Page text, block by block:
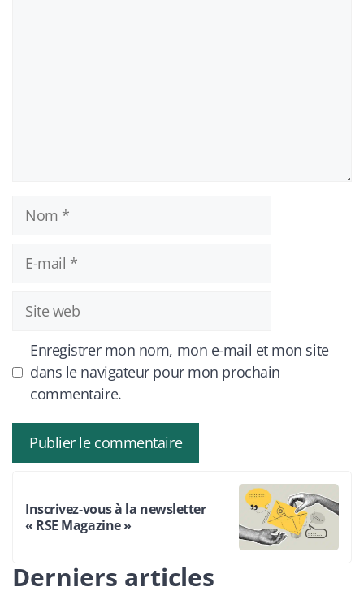
Nom
mail
Site
web
Enregistrer mon nom, mon e-mail et mon site
dans le navigateur pour mon prochain
commentaire.
Inscrivez-vous à la newsletter
« RSE Magazine »
Derniers articles